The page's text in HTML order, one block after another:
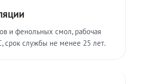
и фенольных смол, рабочая
срок службы не менее 25 лет.